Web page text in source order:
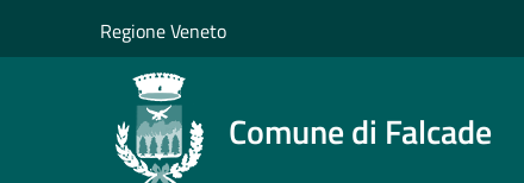
Regione Veneto
Comune di Falcade